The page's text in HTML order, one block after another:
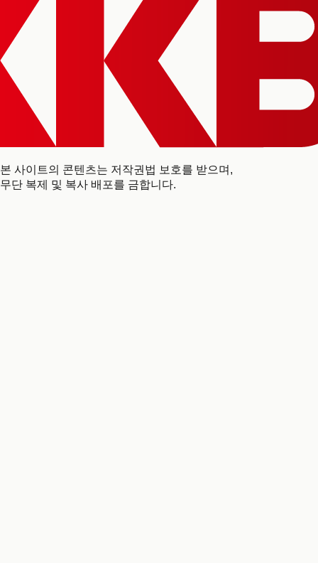
본 사이트의 콘텐츠는 저작권법 보호를 받으며,
무단 복제 및 복사 배포를 금합니다.